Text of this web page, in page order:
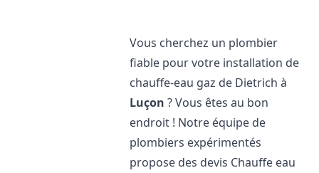
Vous cherchez un plombier
fiable pour votre installation de
chauffe-eau gaz de Dietrich à
Luçon ? Vous êtes au bon
endroit ! Notre équipe de
plombiers expérimentés
propose des devis Chauffe eau